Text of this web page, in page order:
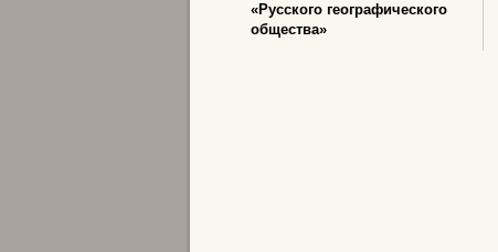
«Русского географического
общества»